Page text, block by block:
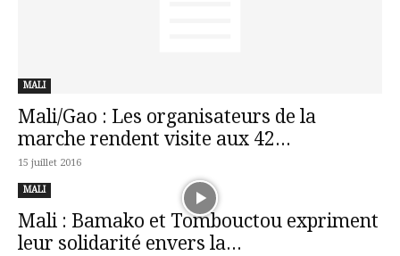
MALI
Mali/Gao : Les organisateurs de la
marche rendent visite aux 42...
15 juillet 2016
MALI
Mali : Bamako et Tombouctou expriment
leur solidarité envers la...